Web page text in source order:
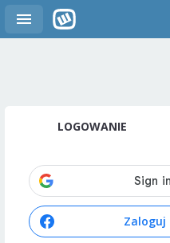
LOGOWANIE
Zaloguj